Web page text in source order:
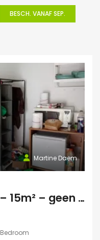
BESCH. VANAF SEP.
Martine Daem
Lichtrijk en rustig kot – 15m² – geen domicilie
Bedroom